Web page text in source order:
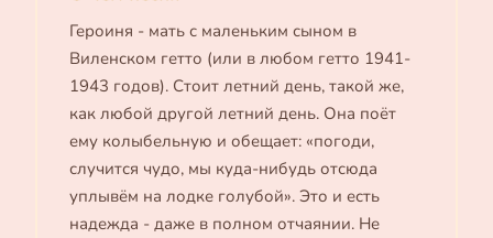
Героиня - мать с маленьким сыном в
Виленском гетто (или в любом гетто 1941-
1943 годов). Стоит летний день, такой же,
как любой другой летний день. Она поёт
ему колыбельную и обещает: «погоди,
случится чудо, мы куда-нибудь отсюда
уплывём на лодке голубой». Это и есть
надежда - даже в полном отчаянии. Не